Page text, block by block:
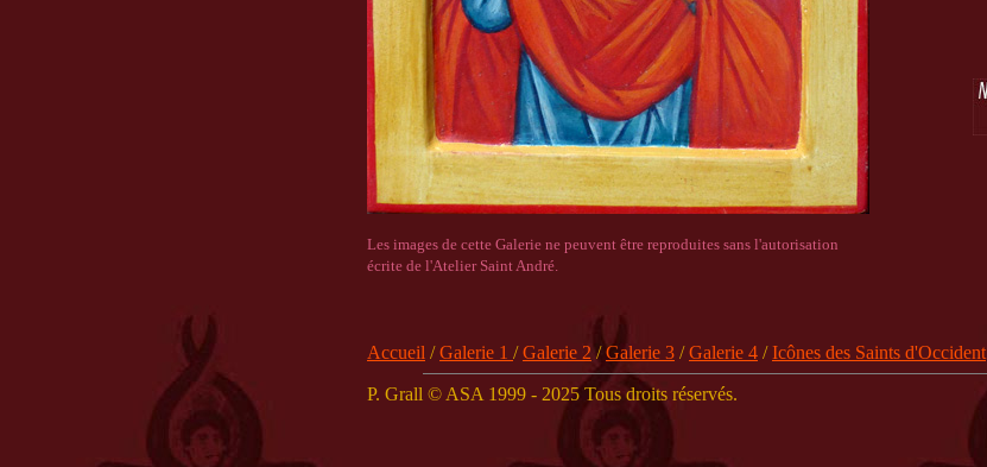
Les images de cette Galerie ne peuvent être reproduites sans l'autorisation
écrite de l'Atelier Saint André.
Accueil /Galerie 1 /Galerie 2/Galerie 3 /Galerie 4 /Icônes des Saints d'Occident
P. Grall © ASA 1999 - 2025 Tous droits réservés.